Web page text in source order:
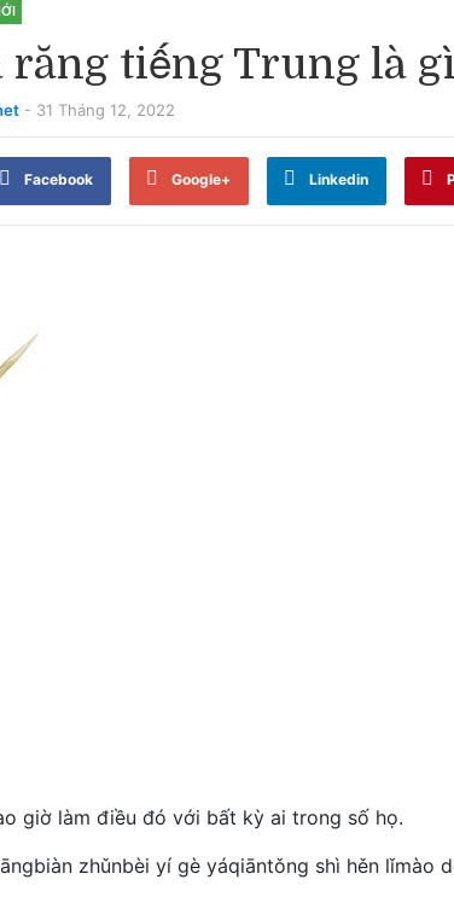
răng tiếng Trung là
- 31 Tháng 12, 2022
Facebook Google+ Linkedin
giờ làm điều đó với bất kỳ ai trong số họ.
zhǔnbèi yí gè yáqiāntǒng shì hěn lǐmào